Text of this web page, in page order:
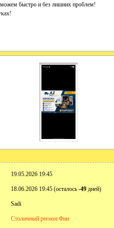
быстро и без лишних проблем!
19.05.2026 19:45
18.06.2026 19:45 (осталось -49дней)
Sadi
Столичный регион Фин